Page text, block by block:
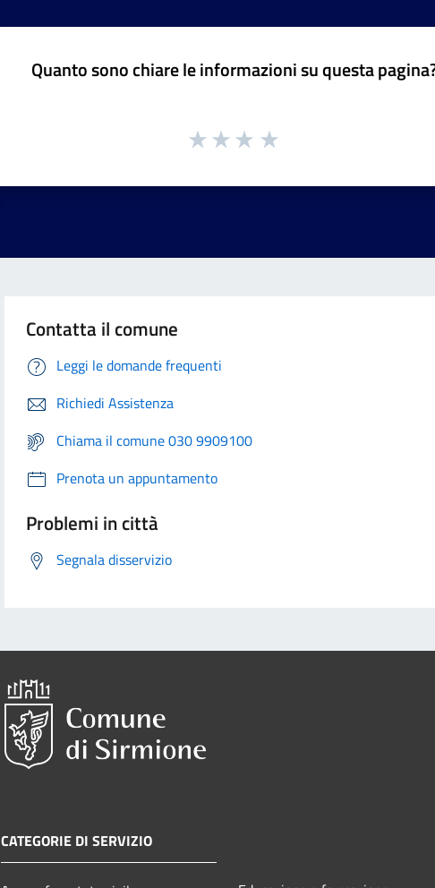
Quanto sono chiare le informazioni su questa
Contatta il comune
Leggi le domande frequenti
Richiedi Assistenza
Chiama il comune 030 9909100
Prenota un appuntamento
Problemi in città
Segnala disservizio
CATEGORIE DI SERVIZIO